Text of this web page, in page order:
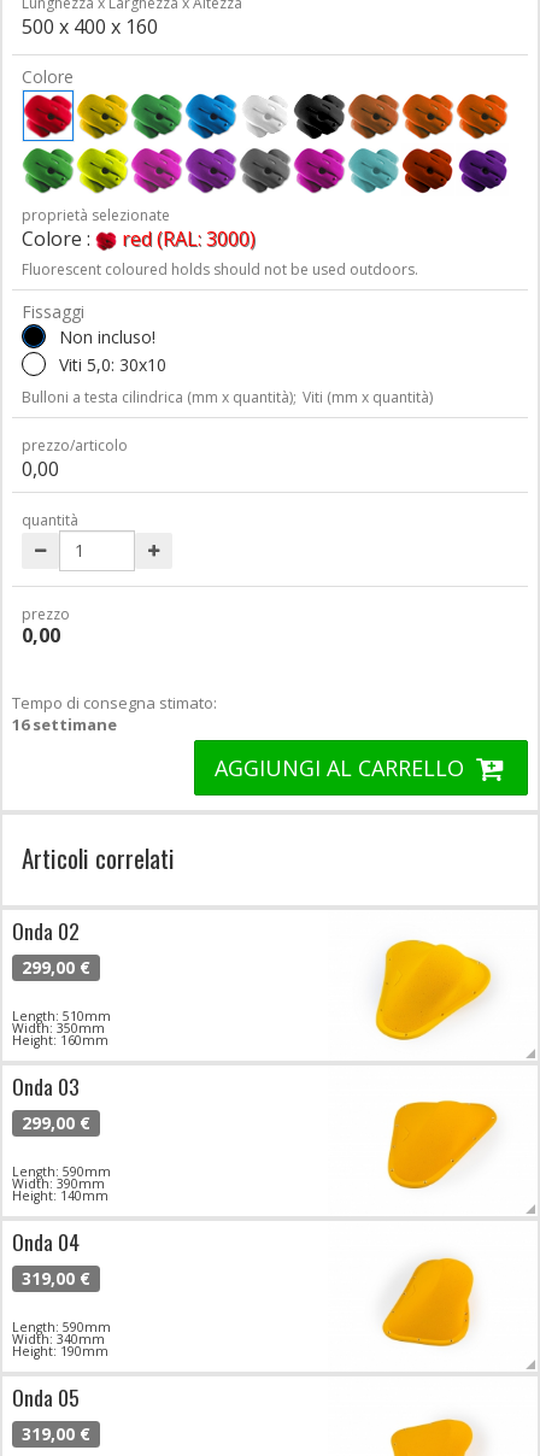
500 x 400 x 160
Colore
proprietà selezionate
Colore : red (RAL: 3000)
Fluorescent coloured holds should not be used outdoors.
Fissaggi
Non incluso!
Viti 5,0: 30x10
Bulloni a testa cilindrica (mm x quantità); Viti (mm x quantità)
prezzo/articolo
0,00
quantità
prezzo
0,00
Tempo di consegna stimato:
16 settimane
AGGIUNGI AL CARRELLO
Articoli correlati
Onda 02
299,00 €
Length: 510mm
Width: 350mm
Height: 160mm
Onda 03
299,00 €
Length: 590mm
Width: 390mm
Height: 140mm
Onda 04
319,00 €
Length: 590mm
Width: 340mm
Height: 190mm
Onda 05
319,00 €